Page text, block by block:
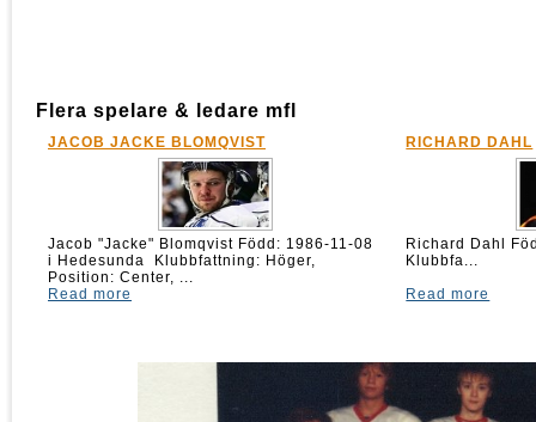
Flera spelare & ledare mfl
JACOB JACKE BLOMQVIST
Jacob "Jacke" Blomqvist Född: 1986-11-08
i Hedesunda Klubbfattning: Höger,
Position: Center, ...
Read more
RICHARD DAHL
Richard Dahl
Klubbfa...
Read more